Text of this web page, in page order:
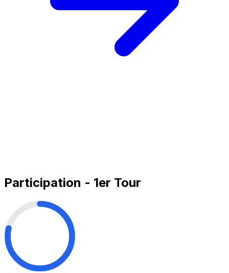
Participation - 1er Tour